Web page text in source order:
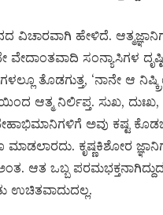
ವಿಚಾರವಾಗಿ ಹೇಳಿದೆ.
ವೇದಾಂತವಾದಿ ಸಂನ್ಯಾಸಿಗಳ
ತೊಡಗುತ್ತ, ‘ನಾನೇ ಆ
ಆತ್ಮ ನಿರ್ಲಿಪ್ತ. ಸುಖ, ದುಃಖ,
ಅವು ಕಷ್ಟ
ಕೃಷ್ಣಕಿಶೋರ
ಆತ ಒಬ್ಬ
ಉಚಿತವಾದುದಲ್ಲ.